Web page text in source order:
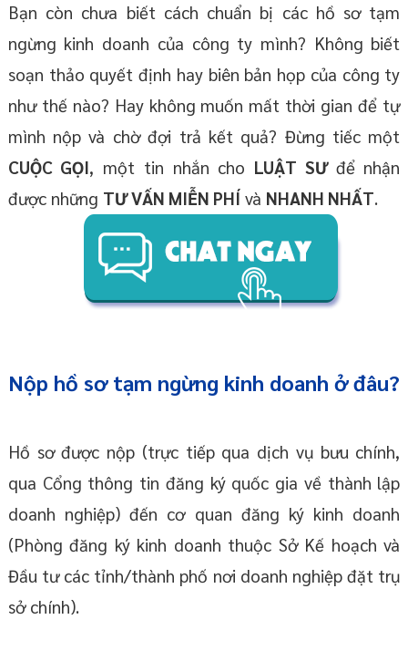
Bạn còn chưa biết cách chuẩn bị các hồ sơ tạm
ngừng kinh doanh của công ty mình? Không biết
soạn thảo quyết định hay biên bản họp của công ty
như thế nào? Hay không muốn mất thời gian để tự
mình nộp và chờ đợi trả kết quả? Đừng tiếc một
CUỘC GỌI, một tin nhắn cho LUẬT SƯ để nhận
được những TƯ VẤN MIỄN PHÍ và NHANH NHẤT.
Nộp hồ sơ tạm ngừng kinh doanh ở đâu?
Hồ sơ được nộp (trực tiếp qua dịch vụ bưu chính,
qua Cổng thông tin đăng ký quốc gia về thành lập
doanh nghiệp) đến cơ quan đăng ký kinh doanh
(Phòng đăng ký kinh doanh thuộc Sở Kế hoạch và
Đầu tư các tỉnh/thành phố nơi doanh nghiệp đặt trụ
sở chính).